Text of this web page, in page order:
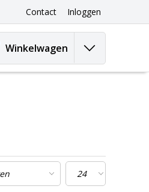
Contact Inloggen
Winkelwagen